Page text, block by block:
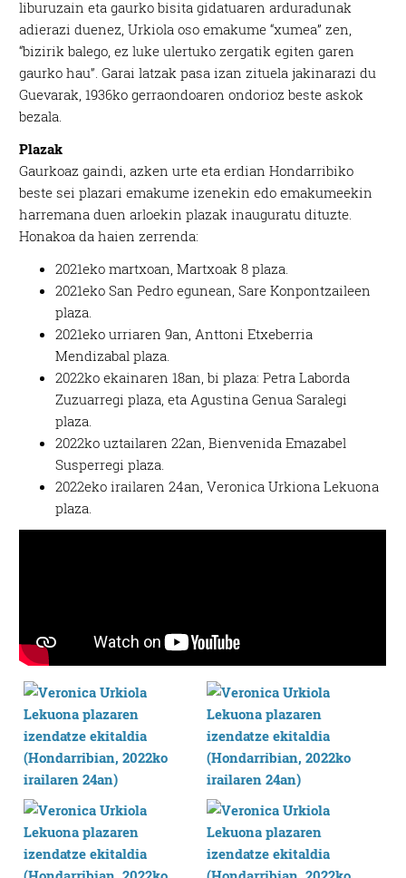
liburuzain eta gaurko bisita gidatuaren arduradunak
adierazi duenez, Urkiola oso emakume “xumea” zen,
“bizirik balego, ez luke ulertuko zergatik egiten garen
gaurko hau”. Garai latzak pasa izan zituela jakinarazi du
Guevarak, 1936ko gerraondoaren ondorioz beste askok
bezala.
Plazak
Gaurkoaz gaindi, azken urte eta erdian Hondarribiko
beste sei plazari emakume izenekin edo emakumeekin
harremana duen arloekin plazak inauguratu dituzte.
Honakoa da haien zerrenda:
2021eko martxoan, Martxoak 8 plaza.
2021eko San Pedro egunean, Sare Konpontzaileen
plaza.
2021eko urriaren 9an, Anttoni Etxeberria
Mendizabal plaza.
2022ko ekainaren 18an, bi plaza: Petra Laborda
Zuzuarregi plaza, eta Agustina Genua Saralegi
plaza.
2022ko uztailaren 22an, Bienvenida Emazabel
Susperregi plaza.
2022eko irailaren 24an, Veronica Urkiona Lekuona
plaza.